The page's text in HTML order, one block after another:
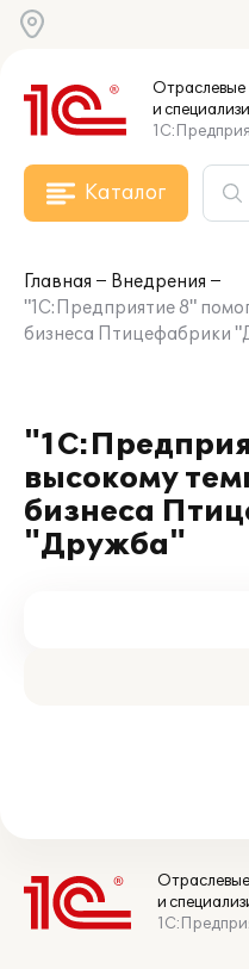
Отраслевые
и
Каталог
Главная
Внедрения
"1С:Предприятие 8"
бизнеса Птицефабрики
высокому
бизнеса
"Дружба"
Отраслевые
и